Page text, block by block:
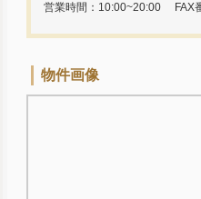
営業時間：10:00~20:00
FAX
物件画像